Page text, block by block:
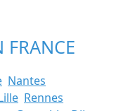
FRANCE
Nantes
Rennes